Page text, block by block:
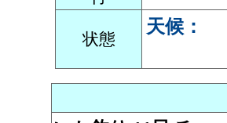
状態
天候：